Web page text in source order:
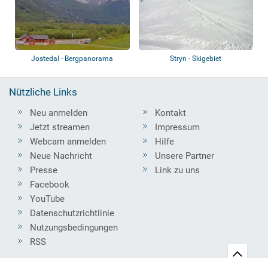
Jostedal - Bergpanorama Stryn - Skigebiet
Nützliche Links
Neu anmelden
Jetzt streamen
Webcam anmelden
Neue Nachricht
Presse
Kontakt
Impressum
Hilfe
Unsere Partner
Link zu uns
Facebook
YouTube
Datenschutzrichtlinie
Nutzungsbedingungen
RSS